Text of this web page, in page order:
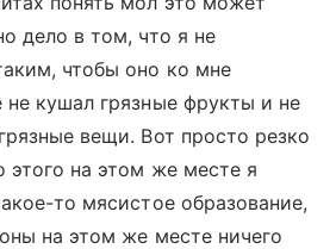
дело в том, что я не
чтобы оно ко мне
не кушал грязные фрукты и не
вещи. Вот просто резко
этого на этом же месте я
то мясистое образование,
на этом же месте ничего